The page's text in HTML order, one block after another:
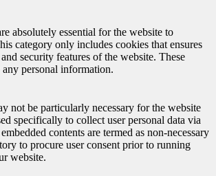
absolutely essential for the website to
category only includes cookies that ensures
security features of the website. These
personal information.
not be particularly necessary for the website
specifically to collect user personal data via
contents are termed as non-necessary
to procure user consent prior to running
website.